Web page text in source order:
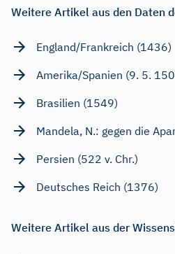
Weitere Artikel aus den Daten
England/Frankreich (1436)
Amerika/Spanien (9. 5.
Brasilien (1549)
Mandela, N.: gegen die
Persien (522 v. Chr.)
Deutsches Reich (1376)
Weitere Artikel aus der